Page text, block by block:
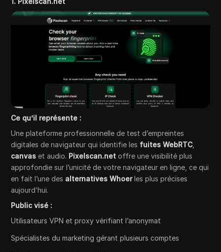
Ce qu’il représente :
Une plateforme professionnelle de test d’empreintes
digitales de navigateur qui identifie les fuites WebRTC,
canvas et audio. Pixelscan.net offre une visibilité plus
approfondie sur l’unicité de votre navigateur en ligne, ce qui
en fait l’une des alternatives Whoerles plus précises
aujourd’hui.
Public visé :
Utilisateurs VPN et proxy vérifiant l’anonymat
Spécialistes du marketing gérant plusieurs comptes